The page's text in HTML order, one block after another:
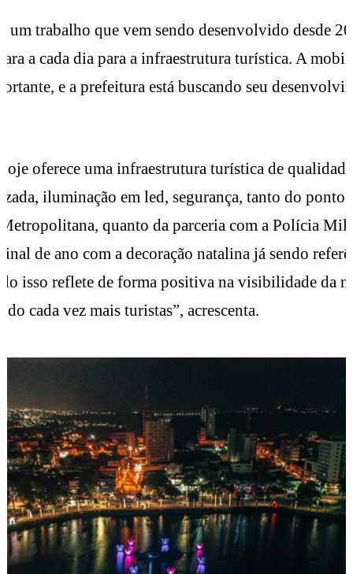
um trabalho que vem sendo desenvolvido desde
a cada dia para a infraestrutura turística. A
e a prefeitura está buscando seu
hoje oferece uma infraestrutura turística de
iluminação em led, segurança, tanto do ponto
quanto da parceria com a Polícia
de ano com a decoração natalina já sendo
isso reflete de forma positiva na visibilidade da
cada vez mais turistas”, acrescenta.